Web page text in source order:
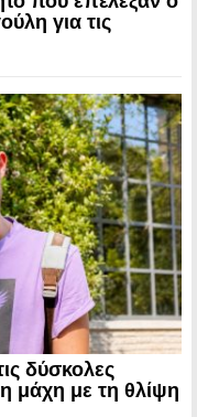
για τις
δύσκολες
μάχη με τη θλίψη